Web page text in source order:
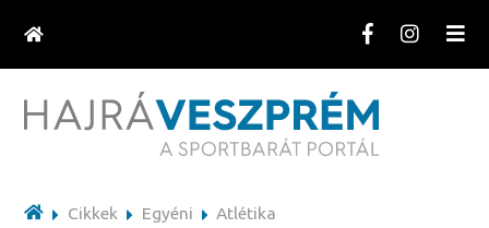
Cikkek Egyéni Atlétika